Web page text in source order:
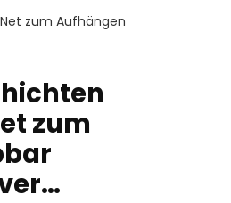
zum Aufhängen
zum